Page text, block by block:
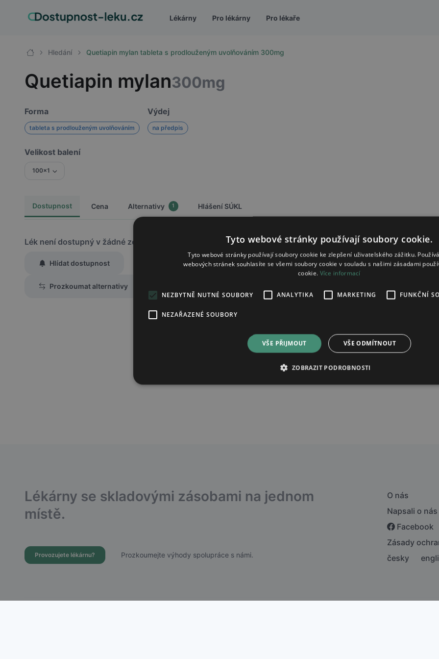
Lékárny Pro lékárny Pro lékaře
Hledání Quetiapin mylan tableta s prodlouženým uvolňováním 300mg
Quetiapin mylan300mg
Forma
tableta s prodlouženým uvolňováním
Výdej
na předpis
Velikost balení
100x1
Dostupnost Cena Alternativy 1 Hlášení SÚKL
Lék není dostupný v žádné ze sledovaných lékáren
Hlídat dostupnost
podle účelu B.4 zásad zpracování osobních údajů.
Prozkoumat alternativy
Lékárny se skladovými zásobami na jednom
místě.
Provozujete lékárnu? Prozkoumejte výhody spolupráce s námi.
O nás
Napsali o nás
Facebook
Zásady
česky
Tyto webové stránky používají soubory cookie.
Tyto webové stránky používají soubory cookie ke zlepšení uživatelského zážitku.
webových stránek souhlasíte se všemi soubory cookie v souladu s našimi zásadami
cookie. Více informací
NEZBYTNĚ NUTNÉ SOUBORY ANALYTIKA MARKETING FUNKČNÍ
NEZAŘAZENÉ SOUBORY
VŠE PŘIJMOUT VŠE ODMÍTNOUT
ZOBRAZIT PODROBNOSTI